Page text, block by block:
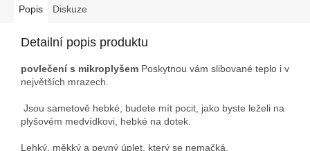
Popis Diskuze
Detailní popis produktu
povlečení s mikroplyšem Poskytnou vám slibované teplo i v
největších mrazech.
Jsou sametově hebké, budete mít pocit, jako byste leželi na
plyšovém medvídkovi, hebké na dotek.
Lehký, měkký a pevný úplet, který se nemačká.